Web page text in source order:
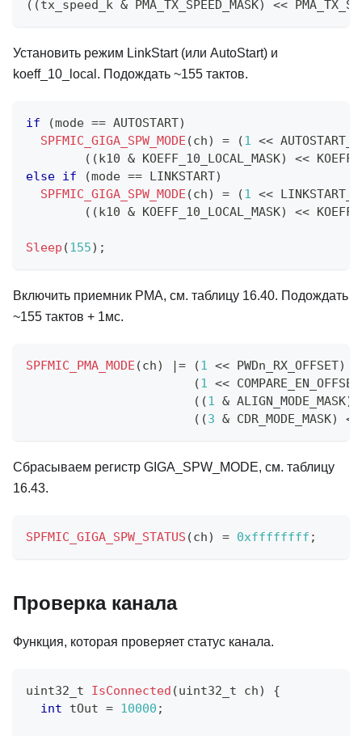
( (tx_speed_k & PMA_TX_SPEED_MASK) <<
Установить режим LinkStart (или AutoStart) и
koeff_10_local. Подождать ~155 тактов.
if (mode == AUTOSTART)
SPFMIC_GIGA_SPW_MODE (ch) = (1 <<
( (k10 & KOEFF_10_LOCAL_MASK) <<
else if (mode == LINKSTART)
SPFMIC_GIGA_SPW_MODE (ch) = (1 <<
( (k10 & KOEFF_10_LOCAL_MASK) <<
Sleep (155) ;
Включить приемник PMA, см. таблицу 16.40. Подождать
~155 тактов + 1мс.
SPFMIC_PMA_MODE (ch) |= (1 << PWDn_RX_OFFSET)
(1 << COMPARE_EN_OFFSET
( (1 & ALIGN_MODE_MASK)
( (3 & CDR_MODE_MASK) <<
Сбрасываем регистр GIGA_SPW_MODE, см. таблицу
16.43.
SPFMIC_GIGA_SPW_STATUS (ch) = 0xffffffff ;
Проверка канала
Функция, которая проверяет статус канала.
uint32_t IsConnected (uint32_t ch)
{
int tOut = 10000 ;